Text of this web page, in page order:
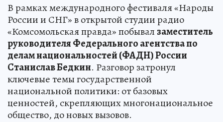
В рамках международного фестиваля «Народы
России и СНГ» в открытой студии радио
«Комсомольская правда» побывал заместитель
руководителя Федерального агентства по
делам национальностей (ФАДН) России
Станислав Бедкин. Разговор затронул
ключевые темы государственной
национальной политики: от базовых
ценностей, скрепляющих многонациональное
общество, до новых вызовов.